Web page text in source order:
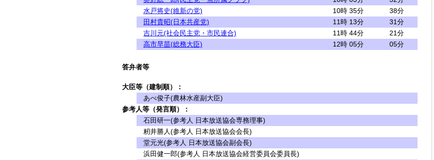
水戸将史(維新の党)
10時 35分
38分
田村貴昭(日本共産党)
11時 13分
31分
吉川元(社会民主党・市民連合)
11時 44分
21分
高市早苗(総務大臣)
12時 05分 05分
答弁者等
大臣等（建制順）：
あべ俊子(農林水産副大臣)
参考人等（発言順）：
石田研一(参考人 日本放送協会専務理事)
籾井勝人(参考人 日本放送協会会長)
堂元光(参考人 日本放送協会副会長)
浜田健一郎(参考人 日本放送協会経営委員会委員長)